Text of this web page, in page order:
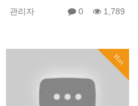
관리자 0 1,789
Hot